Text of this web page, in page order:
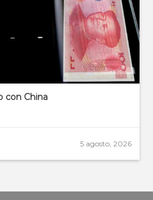
con China
5 agosto, 2026